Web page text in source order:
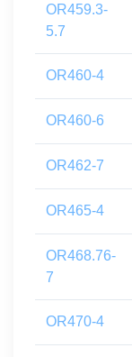
OR459.3-
5.7
OR460-4
OR460-6
OR462-7
OR465-4
OR468.76-
7
OR470-4